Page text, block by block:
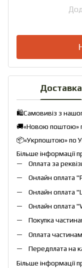
Доставка
🛍️Самовивіз з
🚚«Новою поштою»
📦«Укрпоштою» по
Більше інформації
Оплата за
Онлайн оплата "
Онлайн оплата "
Онлайн оплата "
Покупка
Оплата
Передплата на
Більше інформації